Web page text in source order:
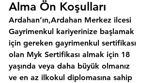
Alma Ön Koşulları
Ardahan’ın,Ardahan Merkez ilcesi
Gayrimenkul kariyerinize başlamak
için gereken gayrimenkul sertifikası
olan Myk Sertifikası almak için 18
yaşında veya daha büyük olmanız
ve en az ilkokul diplomasına sahip